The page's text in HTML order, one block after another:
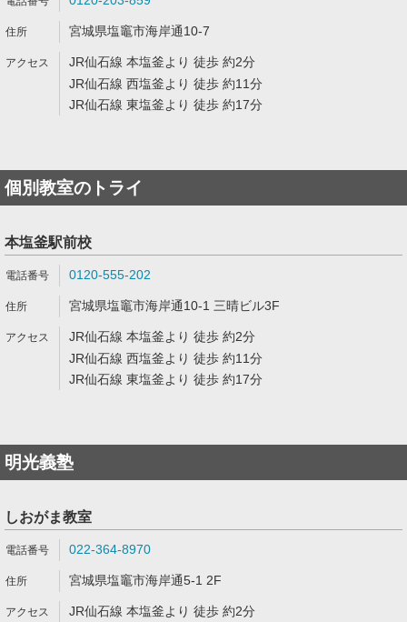
宮城県塩竈市海岸通10-7
JR仙石線 本塩釜より 徒歩 約2分
JR仙石線 西塩釜より 徒歩 約11分
JR仙石線 東塩釜より 徒歩 約17分
個別教室のトライ
本塩釜駅前校
0120-555-202
宮城県塩竈市海岸通10-1 三晴ビル3F
JR仙石線 本塩釜より 徒歩 約2分
JR仙石線 西塩釜より 徒歩 約11分
JR仙石線 東塩釜より 徒歩 約17分
明光義塾
しおがま教室
022-364-8970
宮城県塩竈市海岸通5-1 2F
JR仙石線 本塩釜より 徒歩 約2分